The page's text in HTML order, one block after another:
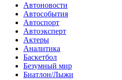
Автоновости
Автособытия
Автоспорт
Автоэксперт
Актеры
Аналитика
Баскетбол
Безумный мир
Биатлон/Лыжи